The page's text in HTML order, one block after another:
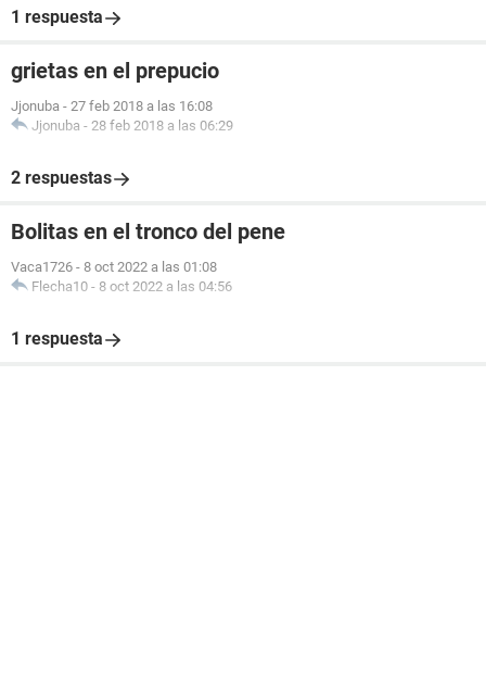
1 respuesta
grietas en el prepucio
Jjonuba - 27 feb 2018 a las 16:08
Jjonuba - 28 feb 2018 a las 06:29
2 respuestas
Bolitas en el tronco del pene
Vaca1726 - 8 oct 2022 a las 01:08
Flecha10 - 8 oct 2022 a las 04:56
1 respuesta